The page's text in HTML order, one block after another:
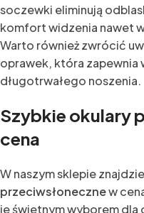
soczewki eliminują
komfort widzenia nawet
Warto również zwrócić
oprawek, która
długotrwałego noszenia.
Szybkie okulary
cena
W naszym sklepie
przeciwsłonecznew
je świetnym wyborem